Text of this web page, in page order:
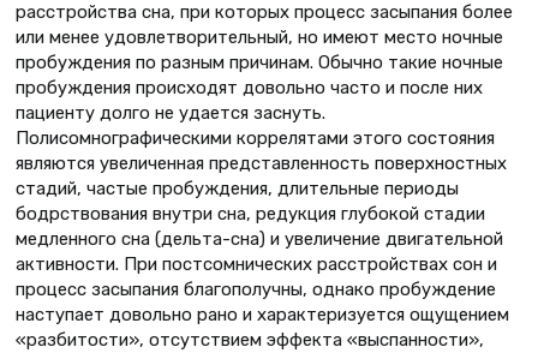
расстройства сна, при которых процесс засыпания более
или менее удовлетворительный, но имеют место ночные
пробуждения по разным причинам. Обычно такие ночные
пробуждения происходят довольно часто и после них
пациенту долго не удается заснуть.
Полисомнографическими коррелятами этого состояния
являются увеличенная представленность поверхностных
стадий, частые пробуждения, длительные периоды
бодрствования внутри сна, редукция глубокой стадии
медленного сна (дельта-сна) и увеличение двигательной
активности. При постсомнических расстройствах сон и
процесс засыпания благополучны, однако пробуждение
наступает довольно рано и характеризуется ощущением
«разбитости», отсутствием эффекта «выспанности»,